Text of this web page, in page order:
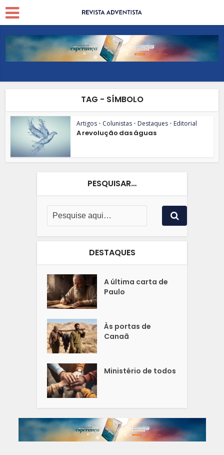
TAG - SÍMBOLO
Artigos • Colunistas • Destaques • Editorial
A revolução das águas
PESQUISAR…
DESTAQUES
A última carta de
Paulo
Às portas de
Canaã
Ministério de todos